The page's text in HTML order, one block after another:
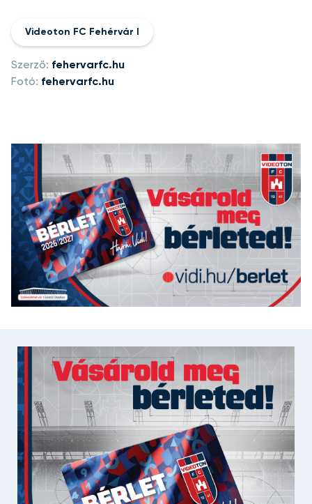
Videoton FC Fehérvár I
Szerző: fehervarfc.hu
Fotó: fehervarfc.hu